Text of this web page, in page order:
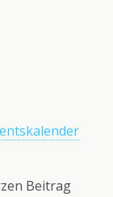
Beitrag